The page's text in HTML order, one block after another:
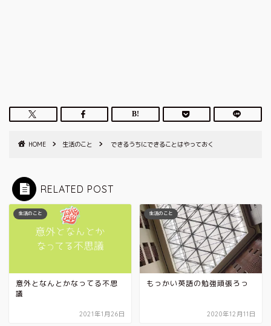
HOME 生活のこと できるうちにできることはやっておく
RELATED POST
生活のこと
意外となんとかなってる不思
議
2021年1月26日
生活のこと
もっかい英語の勉強頑張ろっ
2020年12月11日